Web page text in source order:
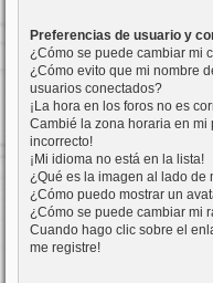
Preferencias de usuario y
¿Cómo se puede cambiar mi
¿Cómo evito que mi nombre
usuarios conectados?
¡La hora en los foros no es
Cambié la zona horaria en mi
incorrecto!
¡Mi idioma no está en la lista!
¿Qué es la imagen al lado de
¿Cómo puedo mostrar un
¿Cómo se puede cambiar mi
Cuando hago clic sobre el
me registre!